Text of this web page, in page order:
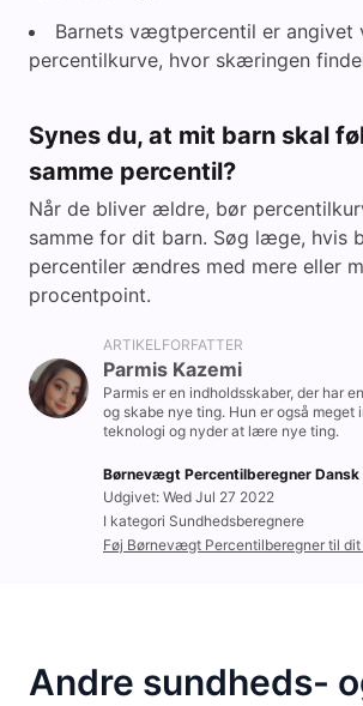
Barnets vægtpercentil er angivet
percentilkurve, hvor skæringen
Synes du, at mit barn skal
samme percentil?
Når de bliver ældre, bør
samme for dit barn. Søg læge, hvis
percentiler ændres med mere eller
procentpoint.
ARTIKELFORFATTER
Parmis Kazemi
Parmis er en indholdsskaber, der har
og skabe nye ting. Hun er også meget
teknologi og nyder at lære nye ting.
Børnevægt Percentilberegner Dansk
Udgivet: Wed Jul 27 2022
I kategori Sundhedsberegnere
Føj Børnevægt Percentilberegner til
Andre sundheds-